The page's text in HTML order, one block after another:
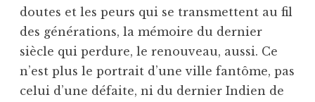
doutes et les peurs qui se transmettent au fil
des générations, la mémoire du dernier
siècle qui perdure, le renouveau, aussi. Ce
n’est plus le portrait d’une ville fantôme, pas
celui d’une défaite, ni du dernier Indien de